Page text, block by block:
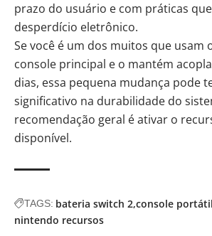
prazo do usuário e com práticas
desperdício eletrônico.
Se você é um dos muitos que usam
console principal e o mantém
dias, essa pequena mudança pode
significativo na durabilidade do
recomendação geral é ativar o
disponível.
TAGS: bateria switch 2 console portátil
nintendo recursos